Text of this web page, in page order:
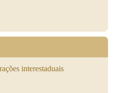
interestaduais